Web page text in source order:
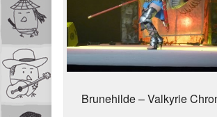
Brunehilde – Valkyrie